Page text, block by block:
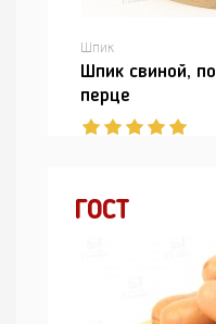
Шпик
Шпик свиной,
перце
ГОСТ